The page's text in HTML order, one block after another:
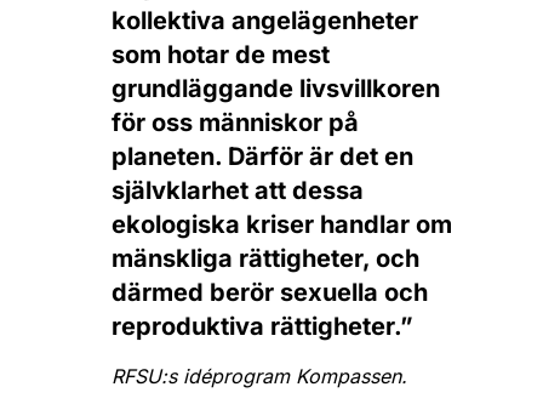
kollektiva angelägenheter
som hotar de mest
grundläggande livsvillkoren
för oss människor på
planeten. Därför är det en
självklarhet att dessa
ekologiska kriser handlar om
mänskliga rättigheter, och
därmed berör sexuella och
reproduktiva rättigheter.”
RFSU:s idéprogram Kompassen.